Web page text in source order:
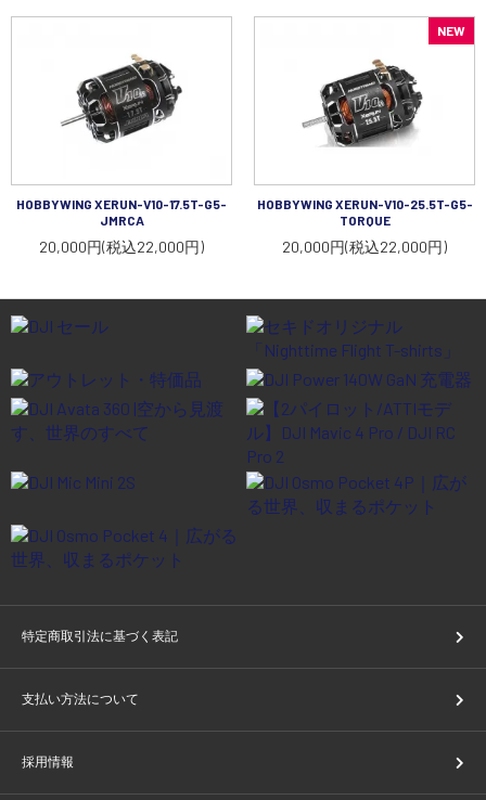
HOBBYWING XERUN-V10-17.5T-G5-
JMRCA
20,000円(税込22,000円)
NEW
HOBBYWING XERUN-V10-25.5T-G5-
TORQUE
20,000円(税込22,000円)
特定商取引法に基づく表記
支払い方法について
採用情報